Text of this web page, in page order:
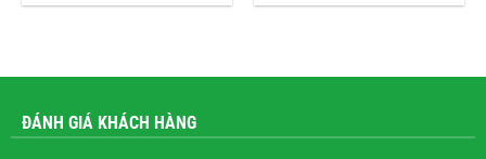
ĐÁNH GIÁ KHÁCH HÀNG